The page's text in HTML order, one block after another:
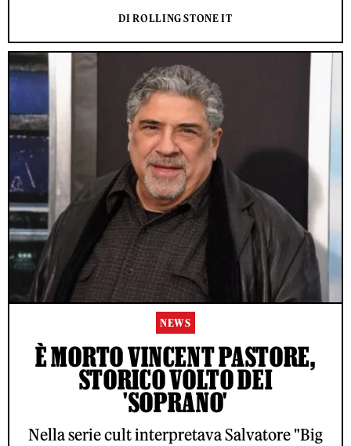
DI ROLLING STONE IT
NEWS
È MORTO VINCENT PASTORE,
STORICO VOLTO DEI
'SOPRANO'
Nella serie cult interpretava Salvatore "Big